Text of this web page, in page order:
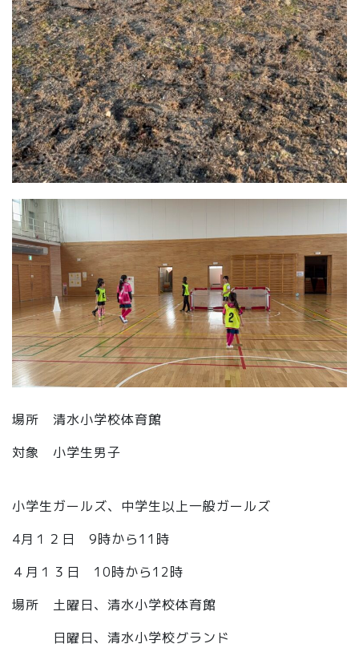
場所 清水小学校体育館
対象 小学生男子
小学生ガールズ、中学生以上一般ガールズ
4月１２日 9時から11時
４月１３日 10時から12時
場所 土曜日、清水小学校体育館
日曜日、清水小学校グランド